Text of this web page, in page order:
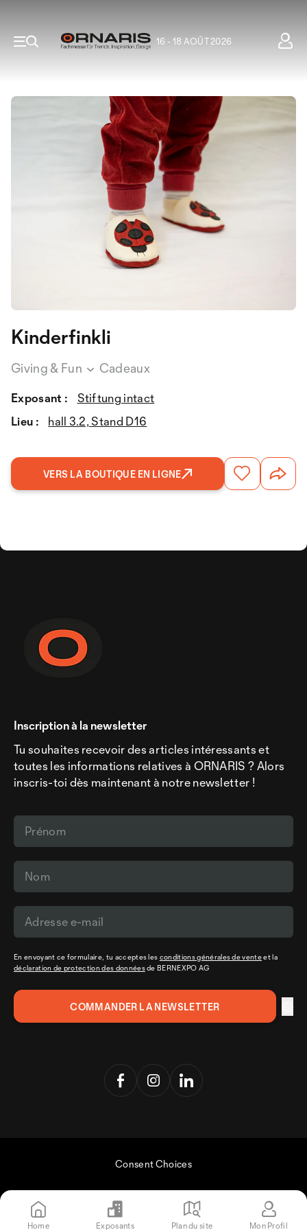
16 - 18 AOÛT 2026
Kinderfinkli
Giving & Fun Cadeaux
Exposant :
Stiftung intact
Lieu :
hall 3.2, Stand D16
VERS LA BOUTIQUE EN LIGNE
Inscription à la newsletter
Tu souhaites recevoir des articles intéressants et
toutes les informations relatives à ORNARIS ? Alors
inscris-toi dès maintenant à notre newsletter !
En envoyant ce formulaire, tu acceptes les conditions générales de venteet la
déclaration de protection des donnéesde BERNEXPO AG
Consent Choices
Home Exposants Plan du site Mon Profil